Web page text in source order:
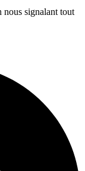
nous signalant tout